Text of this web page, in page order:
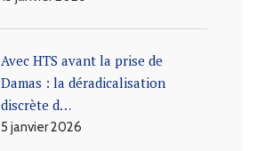
Avec HTS avant la prise de
Damas : la déradicalisation
discrète d…
5 janvier 2026